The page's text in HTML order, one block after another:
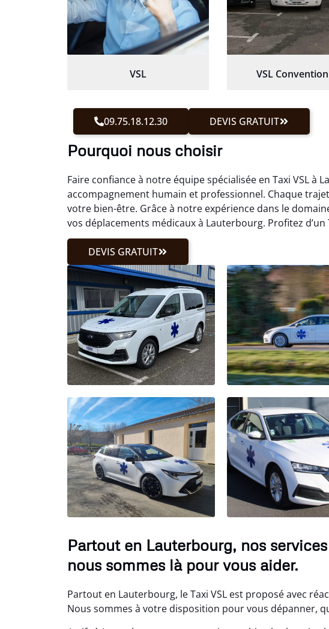
VSL VSL
09.75.18.12.30 DEVIS GRATUIT
Pourquoi nous choisir
Faire confiance à notre équipe spécialisée en Taxi VSL à
accompagnement humain et professionnel. Chaque
votre bien-être. Grâce à notre expérience dans le
vos déplacements médicaux à Lauterbourg. Profitez d’un
DEVIS GRATUIT
Partout en Lauterbourg, nos
nous sommes là pour vous aider.
Partout en Lauterbourg, le Taxi VSL est proposé avec
Nous sommes à votre disposition pour vous dépanner,